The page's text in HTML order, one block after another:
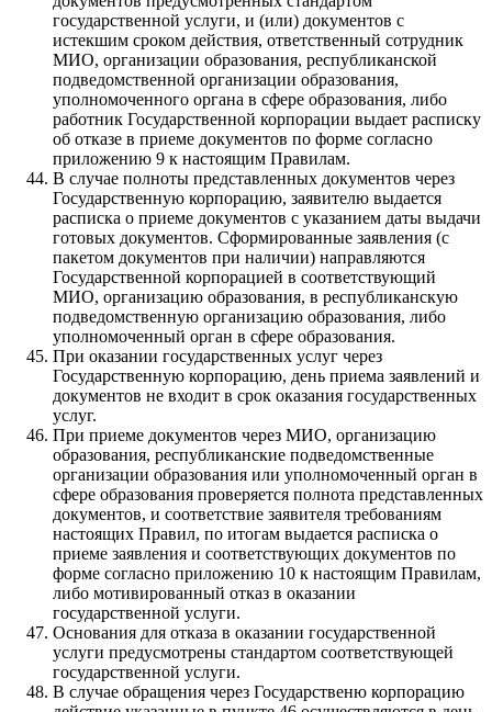
государственной услуги, и (или) документов с
истекшим сроком действия, ответственный сотрудник
МИО, организации образования, республиканской
подведомственной организации образования,
уполномоченного органа в сфере образования, либо
работник Государственной корпорации выдает расписку
об отказе в приеме документов по форме согласно
приложению 9 к настоящим Правилам.
В случае полноты представленных документов через
Государственную корпорацию, заявителю выдается
расписка о приеме документов с указанием даты выдачи
готовых документов. Сформированные заявления (с
пакетом документов при наличии) направляются
Государственной корпорацией в соответствующий
МИО, организацию образования, в республиканскую
подведомственную организацию образования, либо
уполномоченный орган в сфере образования.
При оказании государственных услуг через
Государственную корпорацию, день приема заявлений и
документов не входит в срок оказания государственных
услуг.
При приеме документов через МИО, организацию
образования, республиканские подведомственные
организации образования или уполномоченный орган в
сфере образования проверяется полнота представленных
документов, и соответствие заявителя требованиям
настоящих Правил, по итогам выдается расписка о
приеме заявления и соответствующих документов по
форме согласно приложению 10 к настоящим Правилам,
либо мотивированный отказ в оказании
государственной услуги.
Основания для отказа в оказании государственной
услуги предусмотрены стандартом соответствующей
государственной услуги.
В случае обращения через Государственю корпорацию